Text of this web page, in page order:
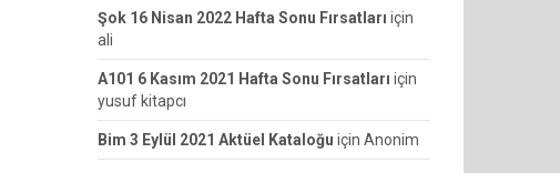
Şok 16 Nisan 2022 Hafta Sonu Fırsatları için
ali
A101 6 Kasım 2021 Hafta Sonu Fırsatları için
yusuf kitapcı
Bim 3 Eylül 2021 Aktüel Kataloğu için Anonim